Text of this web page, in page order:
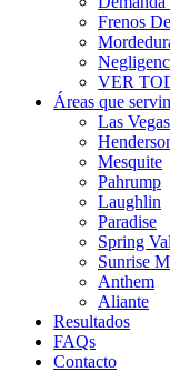
Frenos
VER
Áreas que
Las Vegas
Mesquite
Pahrump
Laughlin
Paradise
Spring
Sunrise
Anthem
Aliante
Resultados
FAQs
Contacto